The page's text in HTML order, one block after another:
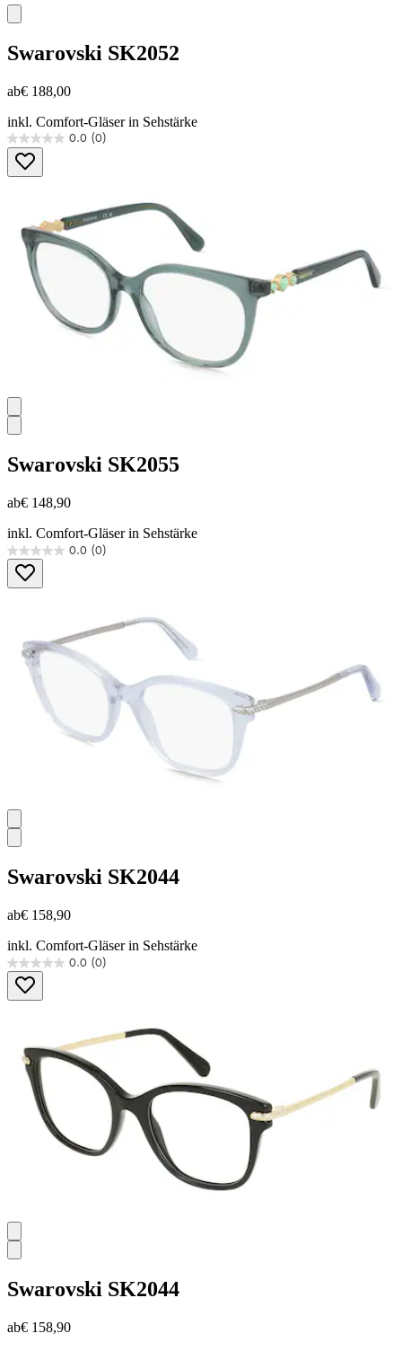
Swarovski SK2052
ab€ 188,00
inkl. Comfort-Gläser in Sehstärke
0.0 (0)
0.0
von
5
Swarovski SK2055
ab€ 148,90
inkl. Comfort-Gläser in Sehstärke
0.0 (0)
0.0
von
5
Swarovski SK2044
ab€ 158,90
inkl. Comfort-Gläser in Sehstärke
0.0 (0)
0.0
von
5
Swarovski SK2044
ab€ 158,90